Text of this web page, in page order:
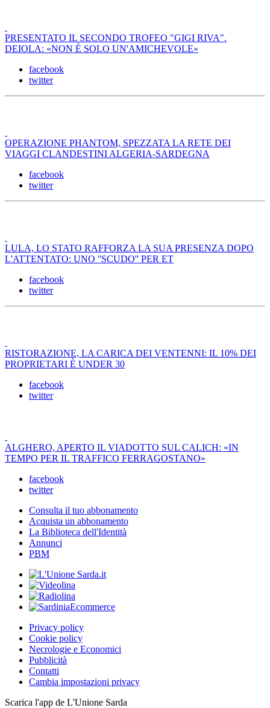
PRESENTATO IL SECONDO TROFEO "GIGI RIVA".
DEIOLA: «NON È SOLO UN'AMICHEVOLE»
facebook
twitter
OPERAZIONE PHANTOM, SPEZZATA LA RETE DEI
VIAGGI CLANDESTINI ALGERIA-SARDEGNA
facebook
twitter
LULA, LO STATO RAFFORZA LA SUA PRESENZA DOPO
L'ATTENTATO: UNO ''SCUDO'' PER ET
facebook
twitter
RISTORAZIONE, LA CARICA DEI VENTENNI: IL 10% DEI
PROPRIETARI È UNDER 30
facebook
twitter
ALGHERO, APERTO IL VIADOTTO SUL CALICH: «IN
TEMPO PER IL TRAFFICO FERRAGOSTANO»
facebook
twitter
Consulta il tuo abbonamento
Acquista un abbonamento
La Biblioteca dell'Identità
Annunci
PBM
Privacy policy
Cookie policy
Necrologie e Economici
Pubblicità
Contatti
Cambia impostazioni privacy
Scarica l'app de L'Unione Sarda